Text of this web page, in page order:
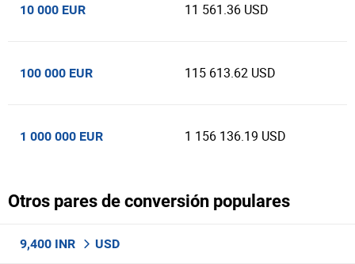
10 000 EUR 11 561.36 USD
100 000 EUR 115 613.62 USD
1 000 000 EUR 1 156 136.19 USD
Otros pares de conversión populares
9,400 INR USD